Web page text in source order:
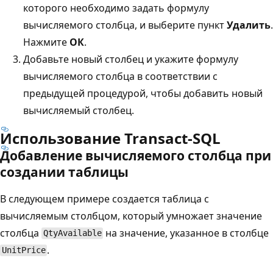
которого необходимо задать формулу
вычисляемого столбца, и выберите пунктУдалить.
Нажмите ОК.
Добавьте новый столбец и укажите формулу
вычисляемого столбца в соответствии с
предыдущей процедурой, чтобы добавить новый
вычисляемый столбец.
Использование Transact-SQL
Добавление вычисляемого столбца при
создании таблицы
В следующем примере создается таблица с
вычисляемым столбцом, который умножает значение
столбца QtyAvailable на значение, указанное в столбце
UnitPrice .